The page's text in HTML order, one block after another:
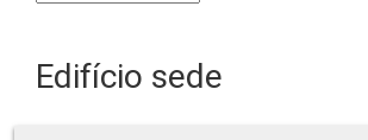
Edifício sede